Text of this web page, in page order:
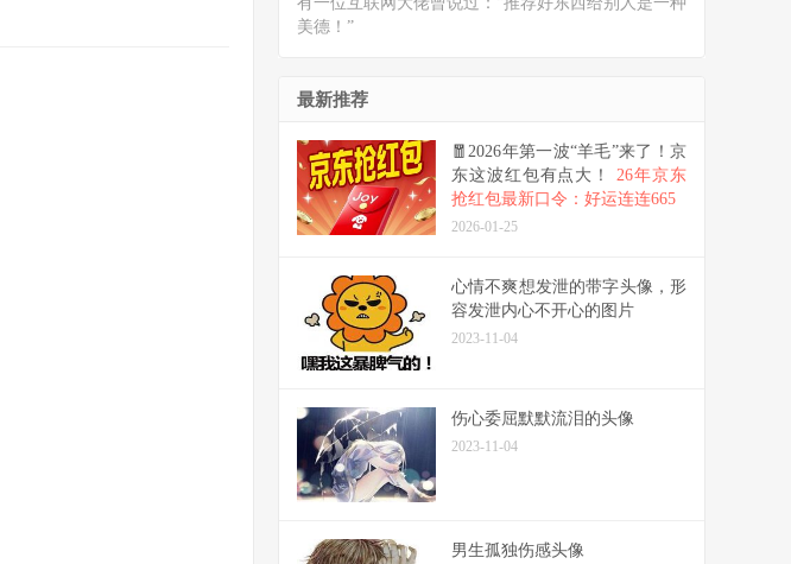
美德！”
最新推荐
🧧2026年第一波“羊毛”来了！京
东这波红包有点大！ 26年京东
抢红包最新口令：好运连连665
2026-01-25
心情不爽想发泄的带字头像，形
容发泄内心不开心的图片
2023-11-04
伤心委屈默默流泪的头像
2023-11-04
男生孤独伤感头像